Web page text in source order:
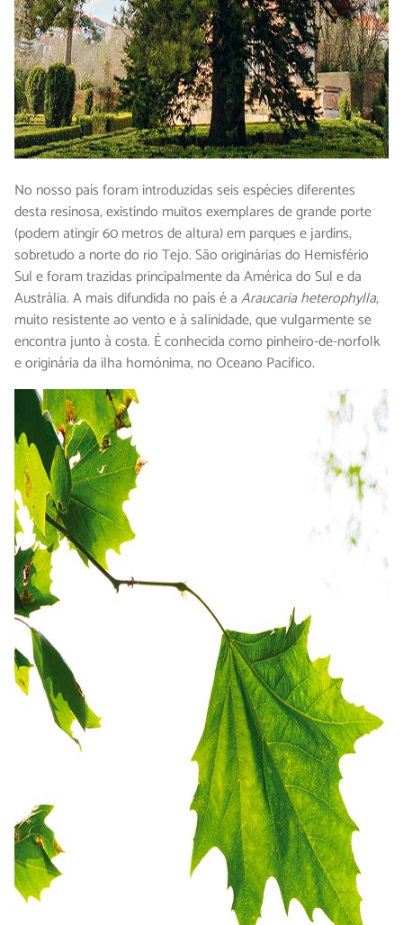
No nosso país foram introduzidas seis espécies diferentes
desta resinosa, existindo muitos exemplares de grande porte
(podem atingir 60 metros de altura) em parques e jardins,
sobretudo a norte do rio Tejo. São originárias do Hemisfério
Sul e foram trazidas principalmente da América do Sul e da
Austrália. A mais difundida no país é aAraucaria heterophylla,
muito resistente ao vento e à salinidade, que vulgarmente se
encontra junto à costa. É conhecida como pinheiro-de-norfolk
e originária da ilha homónima, no Oceano Pacífico.